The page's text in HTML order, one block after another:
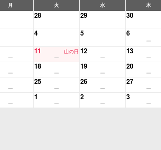
月 火 水 木
28 29 30
4 5 6
11 山の日 12 13
18 19 20
25 26 27
1 2 3